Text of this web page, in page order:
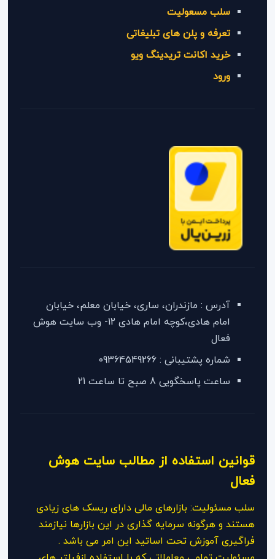
سلب مسعولیت
تعرفه و پلن های تبلیغاتی
خرید اکانت تریدینگ ویو
ورود
آدرس : مازندران، ساری، خیابان معلم، خیابان
امام هادی،کوچه امام هادی 12- وب سایت هوش
فعال
شماره پشتیبانی : 09364549266
ساعت پاسخگویی 8 صبح تا ساعت 21
قوانین استفاده از مطالب سایت هوش
فعال
سلب مسئولیت: بازارهای مالی دارای ریسک های زیادی
هستند و هرگونه سرمایه گذاری در این بازارها نیازمند
فراگیری آموزش تحت اساتید این امر می باشد .